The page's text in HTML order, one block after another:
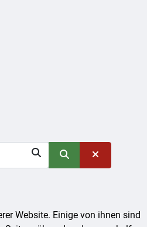
Website. Einige von ihnen sind